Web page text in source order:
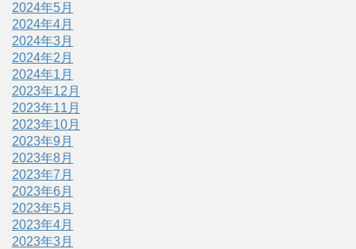
2024年5月
2024年4月
2024年3月
2024年2月
2024年1月
2023年12月
2023年11月
2023年10月
2023年9月
2023年8月
2023年7月
2023年6月
2023年5月
2023年4月
2023年3月